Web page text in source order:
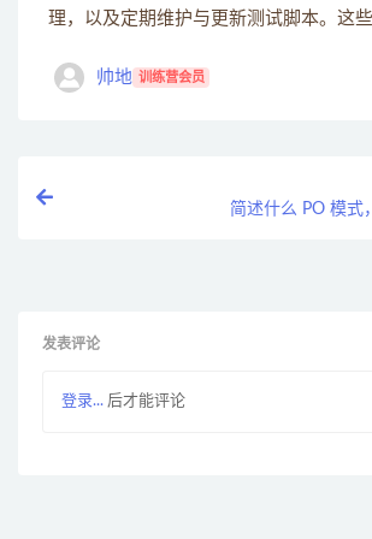
理，以及定期维护与更新测试脚本。这
帅地 训练营会员
简述什么 PO 模式
发表评论
登录... 后才能评论